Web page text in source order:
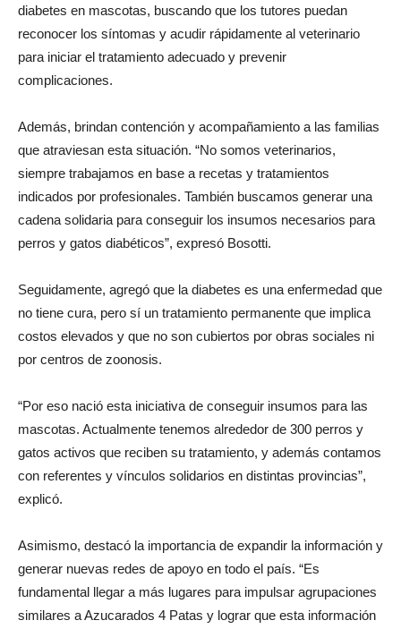
diabetes en mascotas, buscando que los tutores puedan
reconocer los síntomas y acudir rápidamente al veterinario
para iniciar el tratamiento adecuado y prevenir
complicaciones.
Además, brindan contención y acompañamiento a las familias
que atraviesan esta situación. “No somos veterinarios,
siempre trabajamos en base a recetas y tratamientos
indicados por profesionales. También buscamos generar una
cadena solidaria para conseguir los insumos necesarios para
perros y gatos diabéticos”, expresó Bosotti.
Seguidamente, agregó que la diabetes es una enfermedad que
no tiene cura, pero sí un tratamiento permanente que implica
costos elevados y que no son cubiertos por obras sociales ni
por centros de zoonosis.
“Por eso nació esta iniciativa de conseguir insumos para las
mascotas. Actualmente tenemos alrededor de 300 perros y
gatos activos que reciben su tratamiento, y además contamos
con referentes y vínculos solidarios en distintas provincias”,
explicó.
Asimismo, destacó la importancia de expandir la información y
generar nuevas redes de apoyo en todo el país. “Es
fundamental llegar a más lugares para impulsar agrupaciones
similares a Azucarados 4 Patas y lograr que esta información